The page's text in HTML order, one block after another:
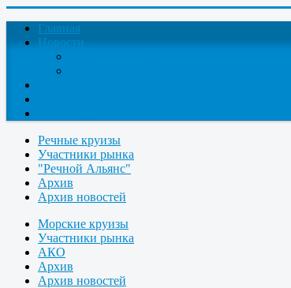
Главная
Новости
Речные круизы
Участники рынка
"Речной Альянс"
Архив
Архив новостей
Морские круизы
Участники рынка
АКО
Архив
Архив новостей